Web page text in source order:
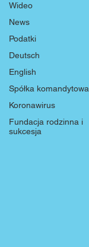
Wideo
News
Podatki
Deutsch
English
Spółka komandytowa
Koronawirus
Fundacja rodzinna i
sukcesja